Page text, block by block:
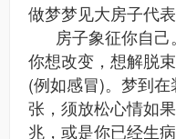
做梦梦见大房子代
房子象征你自
你想改变，想解脱
(例如感冒)。梦到
张，须放松心情如
兆，或是你已经生